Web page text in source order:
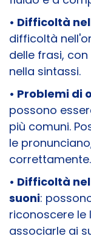
• Difficoltà
difficoltà
delle frasi,
nella sintassi.
• Problemi di
possono
più comuni.
le
correttamente.
• Difficoltà
suoni:
riconoscere
associarle ai